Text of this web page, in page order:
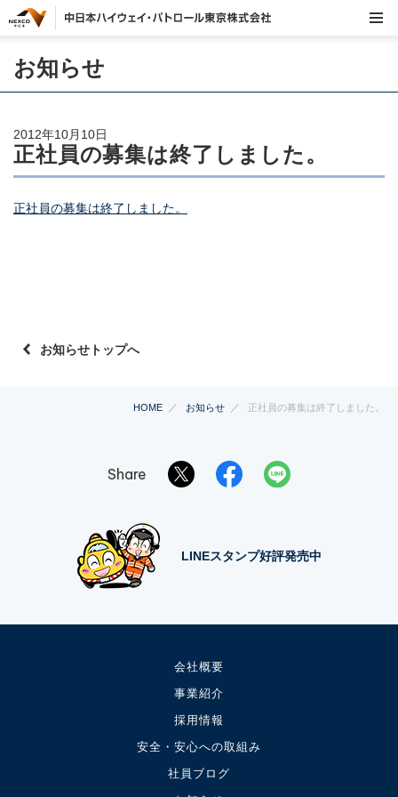
お知らせ
正社員の募集は終了しました。
2012年10月10日
正社員の募集は終了しました。
お知らせトップへ
HOME お知らせ 正社員の募集は終了しました。
Share
LINEスタンプ好評発売中
会社概要
事業紹介
採用情報
安全・安心への取組み
社員ブログ